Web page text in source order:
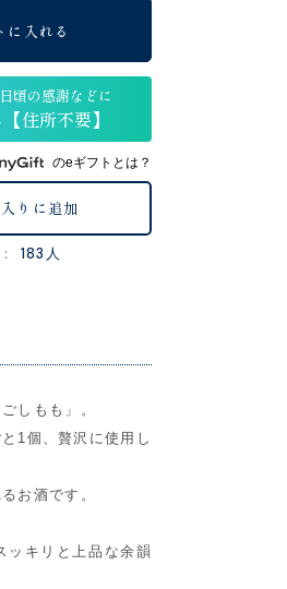
に入れる
のeギフトとは？
りに追加
183人
しもも」。
1個、贅沢に使用し
お酒です。
ッキリと上品な余韻